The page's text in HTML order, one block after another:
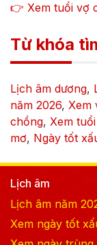
👉 Xem tuổi vợ
Từ khóa
Lịch âm dương,
năm 2026, Xem
chồng, Xem
mơ, Ngày tốt
Lịch âm
Lịch âm năm
Xem ngày tốt